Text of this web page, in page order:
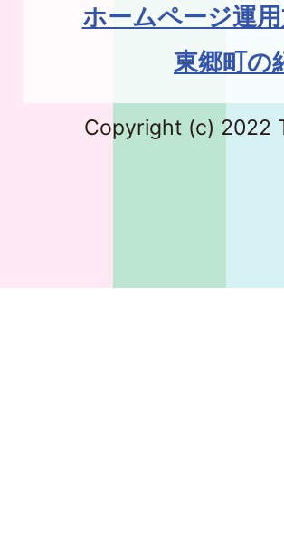
ホームページ運
東郷町の
Copyright (c) 2022